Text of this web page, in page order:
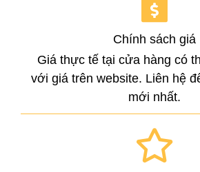
Chính sách giá
Giá thực tế tại cửa hàng có
với giá trên website. Liên hệ
mới nhất.